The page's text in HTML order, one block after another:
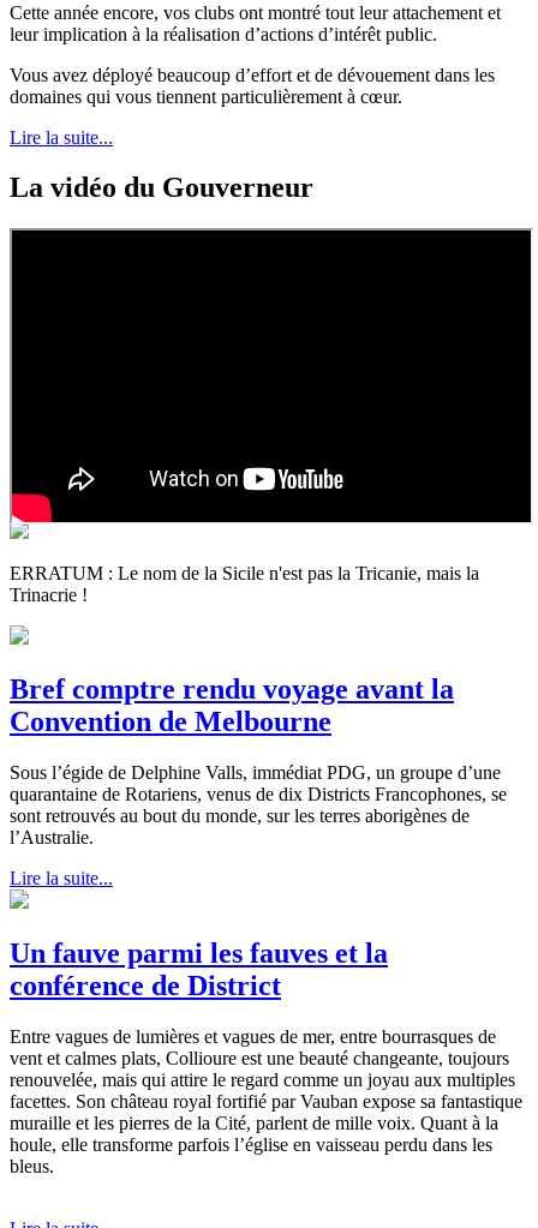
Cette année encore, vos clubs ont montré tout leur attachement et
leur implication à la réalisation d’actions d’intérêt public.
Vous avez déployé beaucoup d’effort et de dévouement dans les
domaines qui vous tiennent particulièrement à cœur.
Lire la suite...
La vidéo du Gouverneur
ERRATUM : Le nom de la Sicile n'est pas la Tricanie, mais la
Trinacrie !
Bref comptre rendu voyage avant la
Convention de Melbourne
Sous l’égide de Delphine Valls, immédiat PDG, un groupe d’une
quarantaine de Rotariens, venus de dix Districts Francophones, se
sont retrouvés au bout du monde, sur les terres aborigènes de
l’Australie.
Lire la suite...
Un fauve parmi les fauves et la
conférence de District
Entre vagues de lumières et vagues de mer, entre bourrasques de
vent et calmes plats, Collioure est une beauté changeante, toujours
renouvelée, mais qui attire le regard comme un joyau aux multiples
facettes. Son château royal fortifié par Vauban expose sa fantastique
muraille et les pierres de la Cité, parlent de mille voix. Quant à la
houle, elle transforme parfois l’église en vaisseau perdu dans les
bleus.